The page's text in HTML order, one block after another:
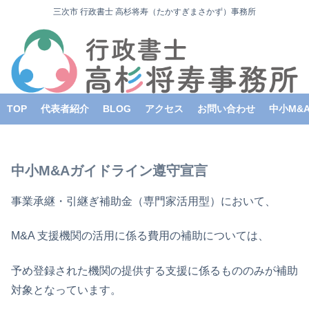
三次市 行政書士 高杉将寿（たかすぎまさかず）事務所
TOP 代表者紹介 BLOG アクセス お問い合わせ 中小
中小M&Aガイドライン遵守宣言
事業承継・引継ぎ補助金（専門家活用型）において、
M&A 支援機関の活用に係る費用の補助については、
予め登録された機関の提供する支援に係るもののみが補助
対象となっています。